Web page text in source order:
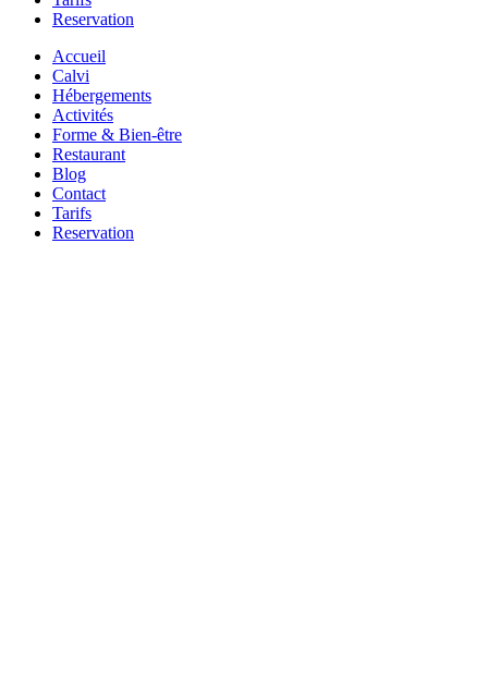
Reservation
Accueil
Calvi
Hébergements
Activités
Forme & Bien-être
Restaurant
Blog
Contact
Tarifs
Reservation